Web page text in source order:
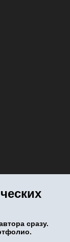
сразу.